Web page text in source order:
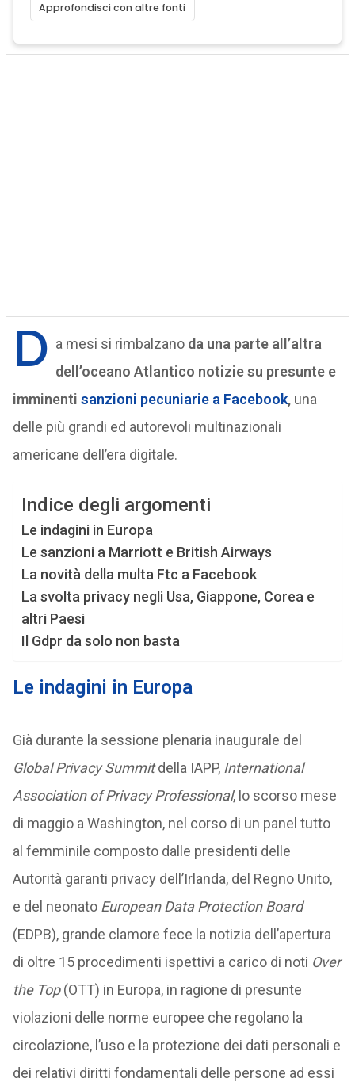
Approfondisci con altre fonti
D a mesi si rimbalzano da una parte all’altra
dell’oceano Atlantico notizie su presunte e
imminenti sanzioni pecuniarie a Facebook,una
delle più grandi ed autorevoli multinazionali
americane dell’era digitale.
Indice degli argomenti
Le indagini in Europa
Le sanzioni a Marriott e British Airways
La novità della multa Ftc a Facebook
La svolta privacy negli Usa, Giappone, Corea e
altri Paesi
Il Gdpr da solo non basta
Le indagini in Europa
Già durante la sessione plenaria inaugurale del
Global Privacy Summitdella IAPP, International
Association of Privacy Professional, lo scorso mese
di maggio a Washington, nel corso di un panel tutto
al femminile composto dalle presidenti delle
Autorità garanti privacy dell’Irlanda, del Regno Unito,
e del neonato European Data Protection Board
(EDPB), grande clamore fece la notizia dell’apertura
di oltre 15 procedimenti ispettivi a carico di noti Over
the Top(OTT) in Europa, in ragione di presunte
violazioni delle norme europee che regolano la
circolazione, l’uso e la protezione dei dati personali e
dei relativi diritti fondamentali delle persone ad essi